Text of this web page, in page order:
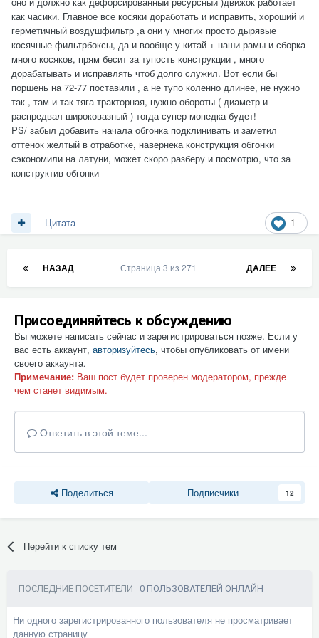
метки если мот ровно ставить), по щупу тоже чуть выше
отметки. Мне продавец так и говорил что вроде 1100 с
запасом....
Из всего выше перечисленного могу посоветовать. Сильно
не пинать это моё имхо ибо у каждого свои понятия по
маслу.. Что если берёте новый мот сразу не меняйте мало
как советуют в салоне. Один шут опилки будут что с дорого,
то и дешёвого масла. Покатайте 40-50км (очень нежно, я к
примеру 5-7км на оборотах 3000-4200 и стою минут 15 в
таком режиме катал) и только потом слейте эту бодягу и
залейте нормальное масло....
крутится на верхах), но также до 8000 оборотов
как часики. Главное все косяки доработать и исправить, хороший и
герметичный воздушфильтр ,а они у многих просто дырявые
косячные фильтрбоксы, да и вообще у китай + наши рамы и сборка
много косяков, прям бесит за тупость конструкции , много
дорабатывать и исправлять чтоб долго служил. Вот если бы
поршень на 72-77 поставили , а не тупо коленно длинее, не нужно
так , там и так тяга тракторная, нужно обороты ( диаметр и
распредвал широковазный ) тогда супер мопедка будет!
PS/ забыл добавить начала обгонка подклинивать и заметил
оттенок желтый в отработке, навернека конструкция обгонки
сэкономили на латуни, может скоро разберу и посмотрю, что за
конструктив обгонки
1
Цитата
НАЗАД ДАЛЕЕ
Страница 3 из 271
Присоединяйтесь к обсуждению
Вы можете написать сейчас и зарегистрироваться позже. Если у
вас есть аккаунт, авторизуйтесь, чтобы опубликовать от имени
своего аккаунта.
Примечание: Ваш пост будет проверен модератором, прежде
чем станет видимым.
Ответить в этой теме...
Поделиться Подписчики 12
Перейти к списку тем
ПОСЛЕДНИЕ ПОСЕТИТЕЛИ 0 ПОЛЬЗОВАТЕЛЕЙ ОНЛАЙН
Ни одного зарегистрированного пользователя не просматривает
данную страницу